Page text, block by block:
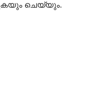
ചെയ്യും.